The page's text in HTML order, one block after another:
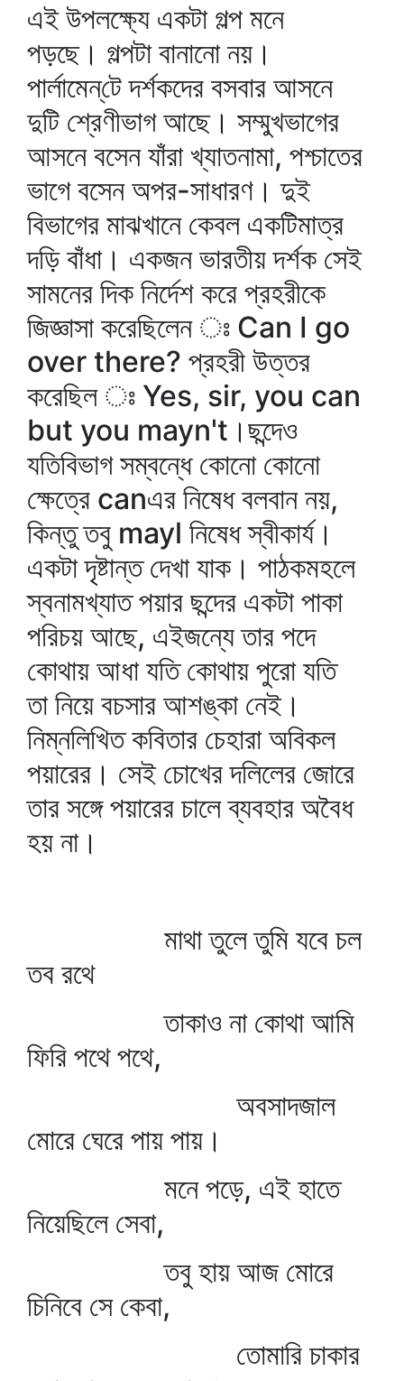
এই উপলক্ষ্যে একটা গল্প মনে
পড়ছে। গল্পটা বানানো নয়।
পার্লামেন্‌টে দর্শকদের বসবার আসনে
দুটি শ্রেণীভাগ আছে। সম্মুখভাগের
আসনে বসেন যাঁরা খ্যাতনামা, পশ্চাতের
ভাগে বসেন অপর-সাধারণ। দুই
বিভাগের মাঝখানে কেবল একটিমাত্র
দড়ি বাঁধা। একজন ভারতীয় দর্শক সেই
সামনের দিক নির্দেশ করে প্রহরীকে
জিজ্ঞাসা করেছিলেন ঃ Can I go
over there? প্রহরী উত্তর
করেছিল ঃ Yes, sir, you can
but you mayn't।ছন্দেও
যতিবিভাগ সম্বন্ধে কোনো কোনো
ক্ষেত্রে canএর নিষেধ বলবান নয়,
কিন্তু তবু mayl নিষেধ স্বীকার্য।
একটা দৃষ্টান্ত দেখা যাক। পাঠকমহলে
স্বনামখ্যাত পয়ার ছন্দের একটা পাকা
পরিচয় আছে, এইজন্যে তার পদে
কোথায় আধা যতি কোথায় পুরো যতি
তা নিয়ে বচসার আশঙ্কা নেই।
নিম্নলিখিত কবিতার চেহারা অবিকল
পয়ারের। সেই চোখের দলিলের জোরে
তার সঙ্গে পয়ারের চালে ব্যবহার অবৈধ
হয় না।
মাথা তুলে তুমি যবে চল
তব রথে
তাকাও না কোথা আমি
ফিরি পথে পথে,
অবসাদজাল
মোরে ঘেরে পায় পায়।
মনে পড়ে, এই হাতে
নিয়েছিলে সেবা,
তবু হায় আজ মোরে
চিনিবে সে কেবা,
তোমারি চাকার